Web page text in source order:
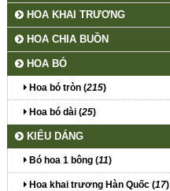
HOA KHAI TRƯƠNG
HOA CHIA BUỒN
HOA BÓ
Hoa bó tròn (215)
Hoa bó dài (25)
KIỂU DÁNG
Bó hoa 1 bông (11)
Hoa khai trương Hàn Quốc (17)